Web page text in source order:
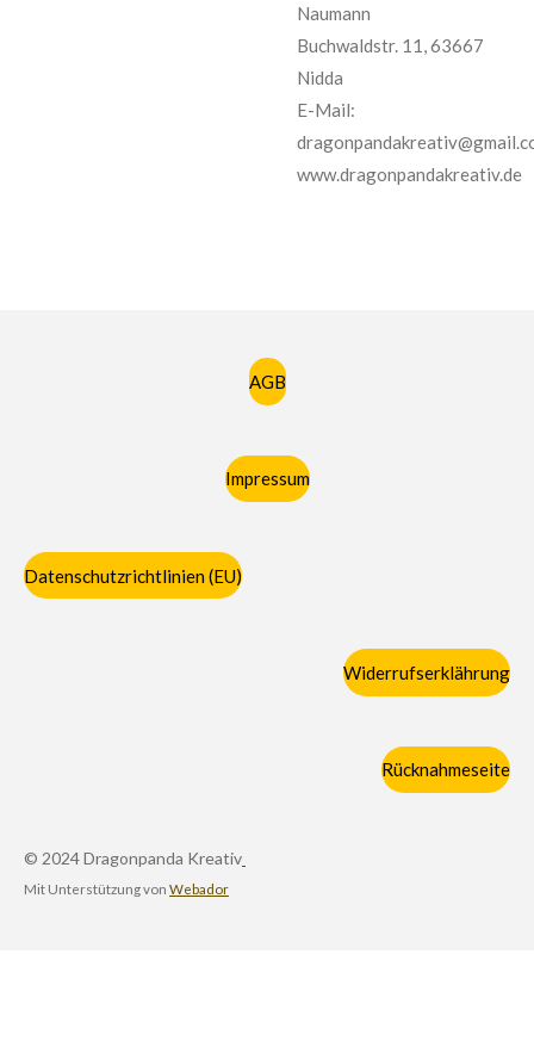
Naumann
Buchwaldstr. 11, 63667
Nidda
E-Mail:
www.dragonpandakreativ.de
AGB
Impressum
Datenschutzrichtlinien (EU)
Widerrufserklährung
Rücknahmeseite
© 2024 Dragonpanda Kreativ
Mit Unterstützung von Webador